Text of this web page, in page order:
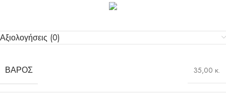
Αξιολογήσεις (0)
ΒΆΡΟΣ 35,00 κ.